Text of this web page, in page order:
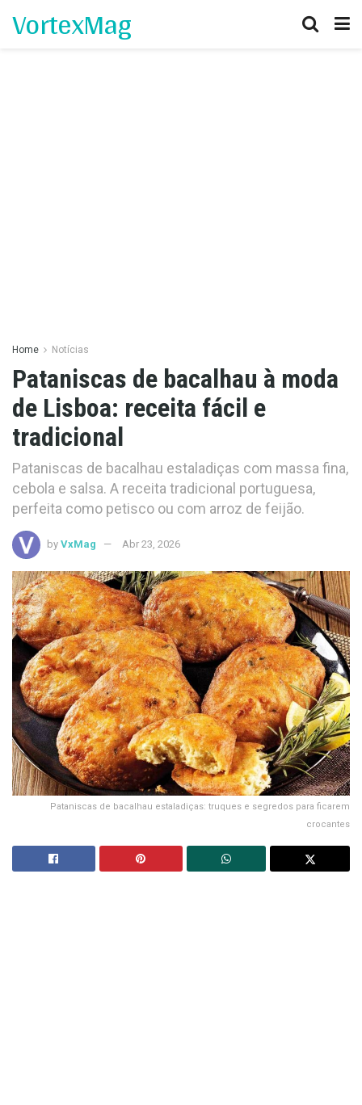
VortexMag
Home Notícias
Pataniscas de bacalhau à moda
de Lisboa: receita fácil e
tradicional
Pataniscas de bacalhau estaladiças com massa fina,
cebola e salsa. A receita tradicional portuguesa,
perfeita como petisco ou com arroz de feijão.
by VxMag Abr 23, 2026
Pataniscas de bacalhau estaladiças: truques e segredos para ficarem
crocantes